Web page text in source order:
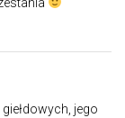
jego